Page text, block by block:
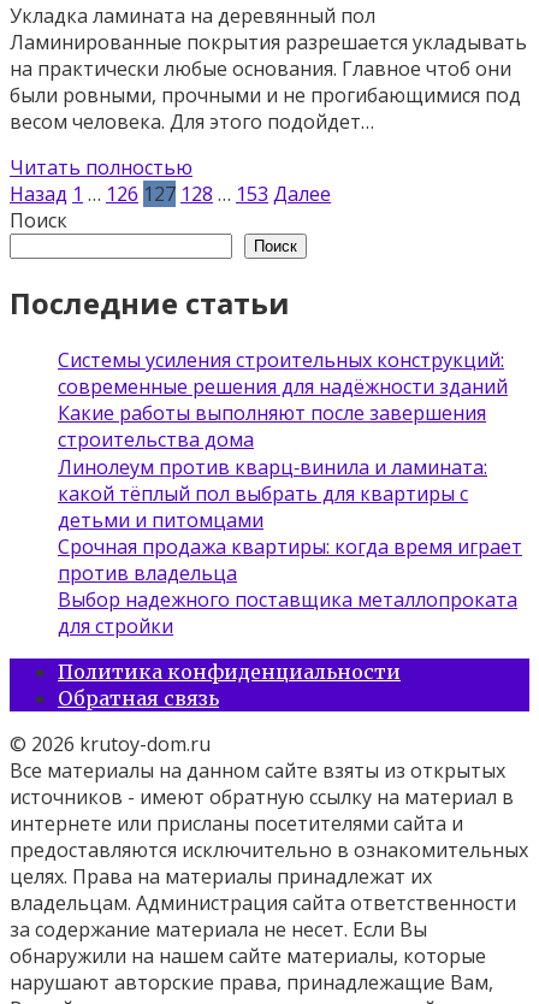
Укладка ламината на деревянный пол
Ламинированные покрытия разрешается укладывать
на практически любые основания. Главное чтоб они
были ровными, прочными и не прогибающимися под
весом человека. Для этого подойдет…
Читать полностью
Пагинация
записей
Назад 1 … 126 127 128 … 153 Далее
Поиск
Поиск
Последние статьи
Системы усиления строительных конструкций:
современные решения для надёжности зданий
Какие работы выполняют после завершения
строительства дома
Линолеум против кварц‑винила и ламината:
какой тёплый пол выбрать для квартиры с
детьми и питомцами
Срочная продажа квартиры: когда время играет
против владельца
Выбор надежного поставщика металлопроката
для стройки
Политика конфиденциальности
Обратная связь
© 2026 krutoy-dom.ru
Все материалы на данном сайте взяты из открытых
источников - имеют обратную ссылку на материал в
интернете или присланы посетителями сайта и
предоставляются исключительно в ознакомительных
целях. Права на материалы принадлежат их
владельцам. Администрация сайта ответственности
за содержание материала не несет. Если Вы
обнаружили на нашем сайте материалы, которые
нарушают авторские права, принадлежащие Вам,